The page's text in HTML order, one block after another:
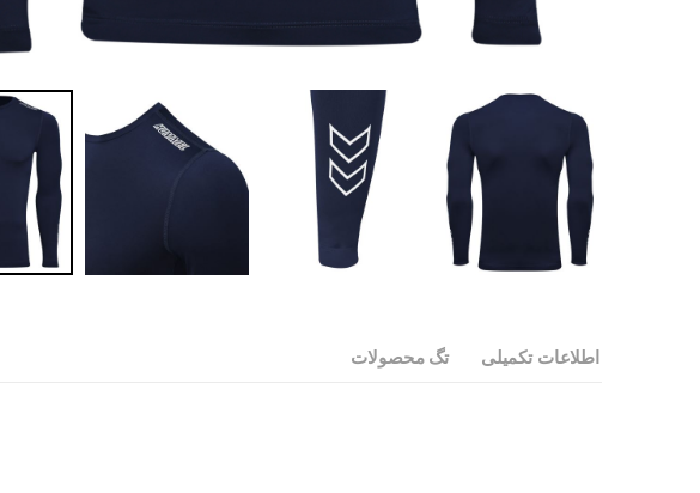
اطلاعات تکمیلی تگ محصولات